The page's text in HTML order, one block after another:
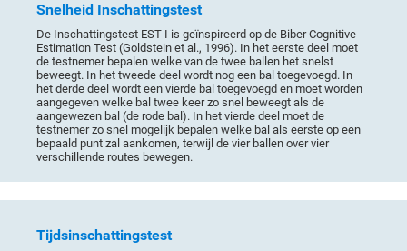
Snelheid Inschattingstest
De Inschattingstest EST-I is geïnspireerd op de Biber Cognitive
Estimation Test (Goldstein et al., 1996). In het eerste deel moet
de testnemer bepalen welke van de twee ballen het snelst
beweegt. In het tweede deel wordt nog een bal toegevoegd. In
het derde deel wordt een vierde bal toegevoegd en moet worden
aangegeven welke bal twee keer zo snel beweegt als de
aangewezen bal (de rode bal). In het vierde deel moet de
testnemer zo snel mogelijk bepalen welke bal als eerste op een
bepaald punt zal aankomen, terwijl de vier ballen over vier
verschillende routes bewegen.
Tijdsinschattingstest